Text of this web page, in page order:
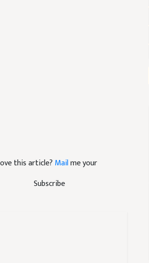
Subscribe
this article? Mailme your